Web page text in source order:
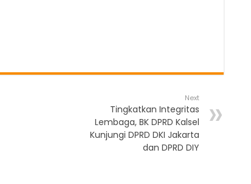
Next
Tingkatkan Integritas
Lembaga, BK DPRD Kalsel
Kunjungi DPRD DKI Jakarta
dan DPRD DIY